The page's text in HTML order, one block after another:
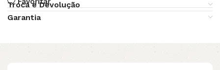
Troca e Devolução
Garantia